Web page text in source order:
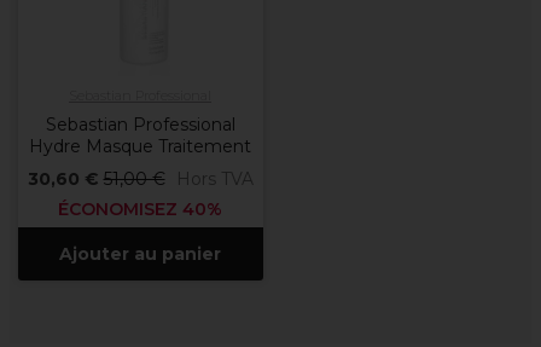
Sebastian Professional
Hydre Masque Traitement
30,60 € 51,00 €
Hors TVA
ÉCONOMISEZ 40%
Ajouter au panier